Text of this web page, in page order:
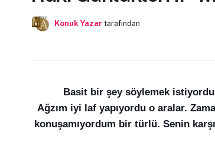
Konuk Yazar tarafından
Basit bir şey söylemek
Ağzım iyi laf yapıyordu o aralar.
konuşamıyordum bir türlü. Senin